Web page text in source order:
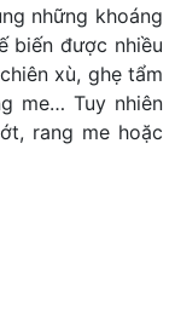
những khoáng
biến được nhiều
xù, ghẹ tẩm
me… Tuy nhiên
rang me hoặc